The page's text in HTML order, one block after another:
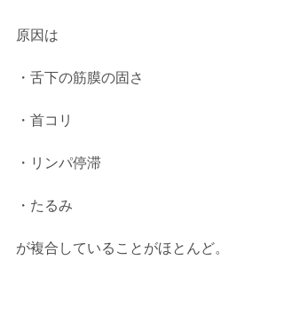
原因は
・舌下の筋膜の固さ
・首コリ
・リンパ停滞
・たるみ
が複合していることがほとんど。